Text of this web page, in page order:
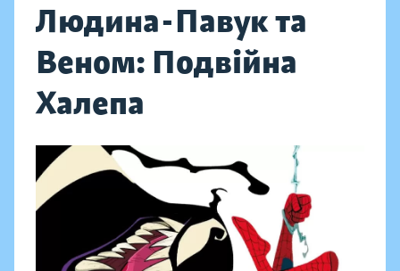
Людина-Павук та
Веном: Подвійна
Халепа